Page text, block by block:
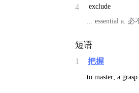
4
exclude
... essential a.
短语
1 把握
to master; a